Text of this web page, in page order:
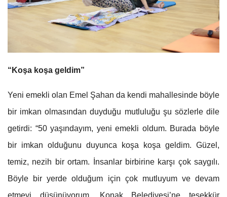
“Koşa koşa geldim”
Yeni emekli olan Emel Şahan da kendi mahallesinde böyle
bir imkan olmasından duyduğu mutluluğu şu sözlerle dile
getirdi: “50 yaşındayım, yeni emekli oldum. Burada böyle
bir imkan olduğunu duyunca koşa koşa geldim. Güzel,
temiz, nezih bir ortam. İnsanlar birbirine karşı çok saygılı.
Böyle bir yerde olduğum için çok mutluyum ve devam
etmeyi düşünüyorum. Konak Belediyesi’ne teşekkür